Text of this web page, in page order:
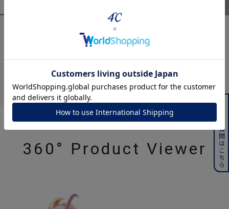
レビューはありません。
360° Product Viewer よくある質問はこちら